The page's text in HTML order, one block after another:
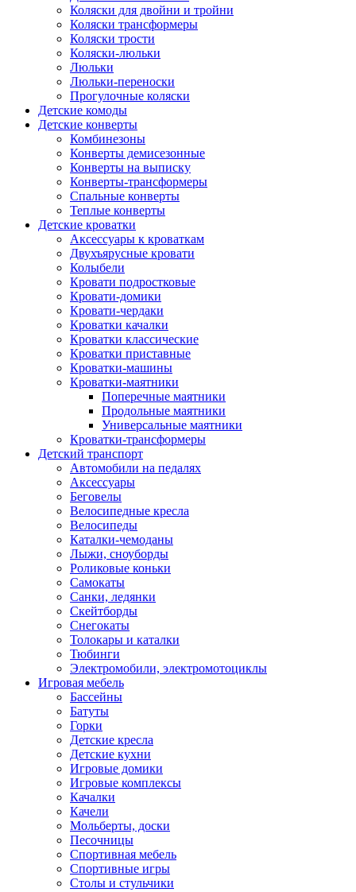
Коляски для двойни и тройни
Коляски трансформеры
Коляски трости
Коляски-люльки
Люльки
Люльки-переноски
Прогулочные коляски
Детские комоды
Детские конверты
Комбинезоны
Конверты демисезонные
Конверты на выписку
Конверты-трансформеры
Спальные конверты
Теплые конверты
Детские кроватки
Аксессуары к кроваткам
Двухъярусные кровати
Колыбели
Кровати подростковые
Кровати-домики
Кровати-чердаки
Кроватки качалки
Кроватки классические
Кроватки приставные
Кроватки-машины
Кроватки-маятники
Поперечные маятники
Продольные маятники
Универсальные маятники
Кроватки-трансформеры
Детский транспорт
Автомобили на педалях
Аксессуары
Беговелы
Велосипедные кресла
Велосипеды
Каталки-чемоданы
Лыжи, сноуборды
Роликовые коньки
Самокаты
Санки, ледянки
Скейтборды
Снегокаты
Толокары и каталки
Тюбинги
Электромобили, электромотоциклы
Игровая мебель
Бассейны
Батуты
Горки
Детские кресла
Детские кухни
Игровые домики
Игровые комплексы
Качалки
Качели
Мольберты, доски
Песочницы
Спортивная мебель
Спортивные игры
Столы и стульчики